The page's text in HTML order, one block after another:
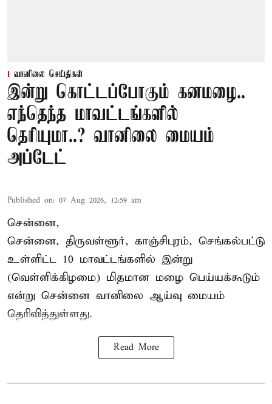
வானிலை செய்திகள்
இன்று கொட்டப்போகும் கனமழை..
எந்தெந்த மாவட்டங்களில்
தெரியுமா..? வானிலை மையம்
அப்டேட்
Published on: 07 Aug 2026, 12:59 am
சென்னை,
சென்னை, திருவள்ளூர், காஞ்சிபுரம், செங்கல்பட்டு
உள்ளிட்ட 10 மாவட்டங்களில் இன்று
(வெள்ளிக்கிழமை) மிதமான மழை பெய்யக்கூடும்
என்று சென்னை வானிலை ஆய்வு மையம்
தெரிவித்துள்ளது.
Read More